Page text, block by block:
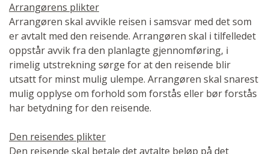
Arrangørens plikter
Arrangøren skal avvikle reisen i samsvar med det som
er avtalt med den reisende. Arrangøren skal i tilfelledet
oppstår avvik fra den planlagte gjennomføring, i
rimelig utstrekning sørge for at den reisende blir
utsatt for minst mulig ulempe. Arrangøren skal snarest
mulig opplyse om forhold som forstås eller bør forstås
har betydning for den reisende.
Den reisendes plikter
Den reisende skal betale det avtalte beløp på det